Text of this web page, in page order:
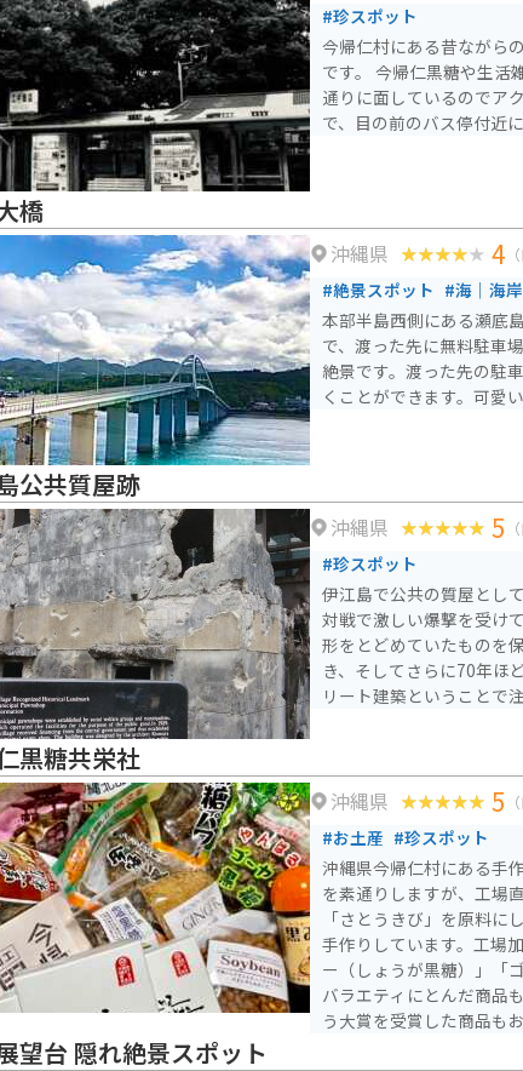
#珍スポット
今帰仁村にある昔ながら
です。 今帰仁黒糖や生活
通りに面しているのでア
で、目の前のバス停付近
橋
沖縄県 4
#絶景スポット #海｜海
本部半島西側にある瀬底
で、渡った先に無料駐車
絶景です。渡った先の駐
くことができます。可愛
公共質屋跡
沖縄県 5
#珍スポット
伊江島で公共の質屋とし
対戦で激しい爆撃を受け
形をとどめていたものを
き、そしてさらに70年ほ
リート建築ということで
黒糖共栄社
沖縄県 5
#お土産 #珍スポット
沖縄県今帰仁村にある手
を素通りしますが、工場
「さとうきび」を原料に
手作りしています。工場
ー（しょうが黒糖）」「
バラエティにとんだ商品
う大賞を受賞した商品も
望台 隠れ絶景スポット